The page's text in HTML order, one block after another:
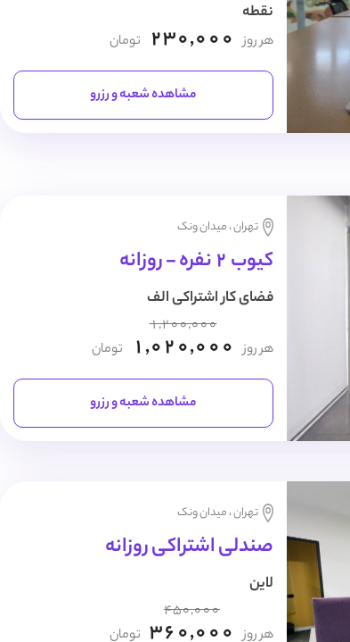
نقطه
هر روز 230,000 تومان
مشاهده شعبه و رزرو
تهران ، میدان ونک
کیوب 2 نفره - روزانه
فضای کار اشتراکی الف
هر روز
1,200,000
1,020,000 تومان
مشاهده شعبه و رزرو
تهران ، میدان ونک
صندلی اشتراکی روزانه
لاین
هر روز
450,000
360,000 تومان